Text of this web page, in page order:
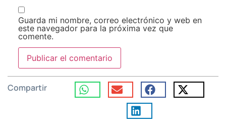
Guarda mi nombre, correo electrónico y web en
este navegador para la próxima vez que
comente.
Compartir